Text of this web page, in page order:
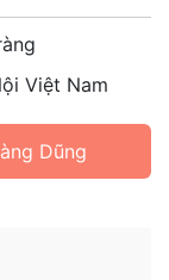
Việt Nam
Dũng